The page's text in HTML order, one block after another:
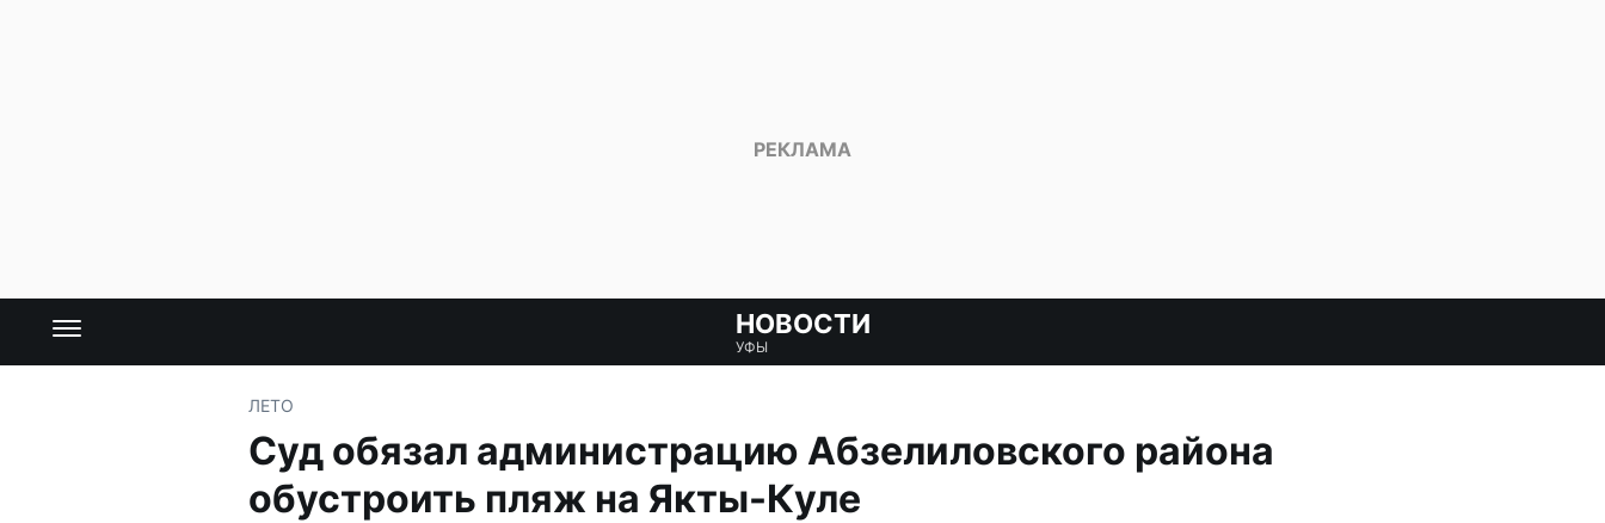
НОВОСТИ
УФЫ
ЛЕТО
Суд обязал администрацию Абзелиловского района
обустроить пляж на Якты-Куле